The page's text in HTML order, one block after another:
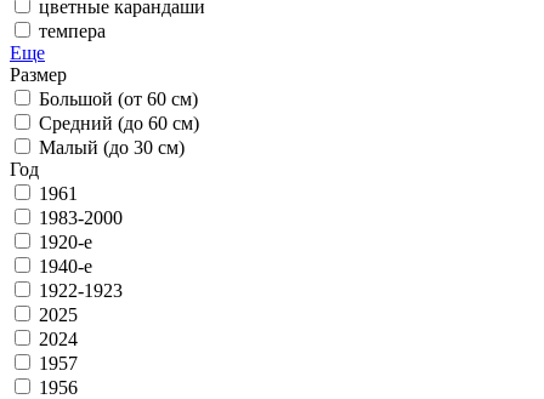
цветные карандаши
темпера
Еще
Размер
Большой (от 60 см)
Средний (до 60 см)
Малый (до 30 см)
Год
1961
1983-2000
1920-е
1940-е
1922-1923
2025
2024
1957
1956